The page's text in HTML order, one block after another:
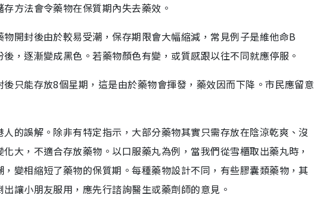
方法會令藥物在保質期內失去藥效。
開封後由於較易受潮，保存期限會大幅縮減，常見例子是維他命B
，逐漸變成黑色。若藥物顏色有變，或質感跟以往不同就應停服。
只能存放8個星期，這是由於藥物會揮發，藥效因而下降。市民應留意
的誤解。除非有特定指示，大部分藥物其實只需存放在陰涼乾爽、沒
大，不適合存放藥物。以口服藥丸為例，當我們從雪櫃取出藥丸時，
變相縮短了藥物的保質期。每種藥物設計不同，有些膠囊類藥物，其
讓小朋友服用，應先行諮詢醫生或藥劑師的意見。